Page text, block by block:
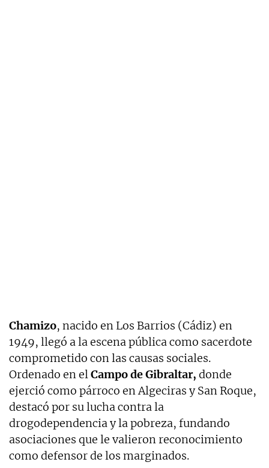
Chamizo, nacido en Los Barrios (Cádiz) en
1949, llegó a la escena pública como sacerdote
comprometido con las causas sociales.
Ordenado en elCampo de Gibraltar, donde
ejerció como párroco en Algeciras y San Roque,
destacó por su lucha contra la
drogodependencia y la pobreza, fundando
asociaciones que le valieron reconocimiento
como defensor de los marginados.